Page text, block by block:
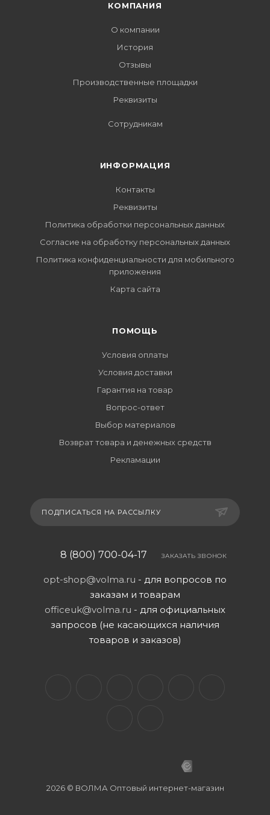
КОМПАНИЯ
О компании
История
Отзывы
Производственные площадки
Реквизиты
Сотрудникам
ИНФОРМАЦИЯ
Контакты
Реквизиты
Политика обработки персональных данных
Согласие на обработку персональных данных
Политика конфиденциальности для мобильного
приложения
Карта сайта
ПОМОЩЬ
Условия оплаты
Условия доставки
Гарантия на товар
Вопрос-ответ
Выбор материалов
Возврат товара и денежных средств
Рекламации
ПОДПИСАТЬСЯ НА РАССЫЛКУ
8 (800) 700-04-17 ЗАКАЗАТЬ ЗВОНОК
opt-shop@volma.ru - для вопросов по
заказам и товарам
officeuk@volma.ru - для официальных
запросов (не касающихся наличия
товаров и заказов)
2026 © ВОЛМА Оптовый интернет-магазин